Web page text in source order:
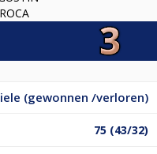
ROCA
(gewonnen /verloren)
75 (43/32)